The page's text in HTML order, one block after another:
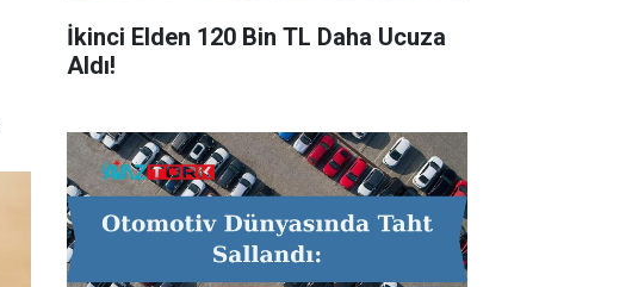
İkinci Elden 120 Bin TL Daha Ucuza
Aldı!